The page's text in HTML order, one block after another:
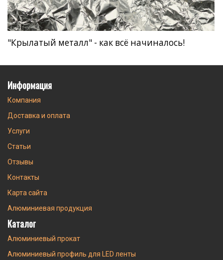
"Крылатый металл" - как всё начиналось!
Информация
Компания
Доставка и оплата
Услуги
Статьи
Отзывы
Контакты
Карта сайта
Алюминиевая продукция
Каталог
Алюминиевый прокат
Алюминиевый профиль для LED ленты